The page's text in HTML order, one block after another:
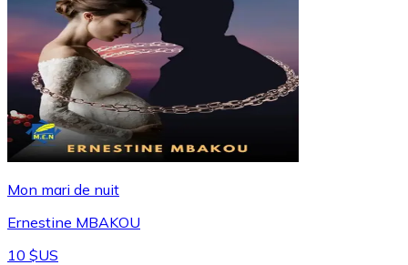
Mon mari de nuit
Ernestine MBAKOU
10 $US